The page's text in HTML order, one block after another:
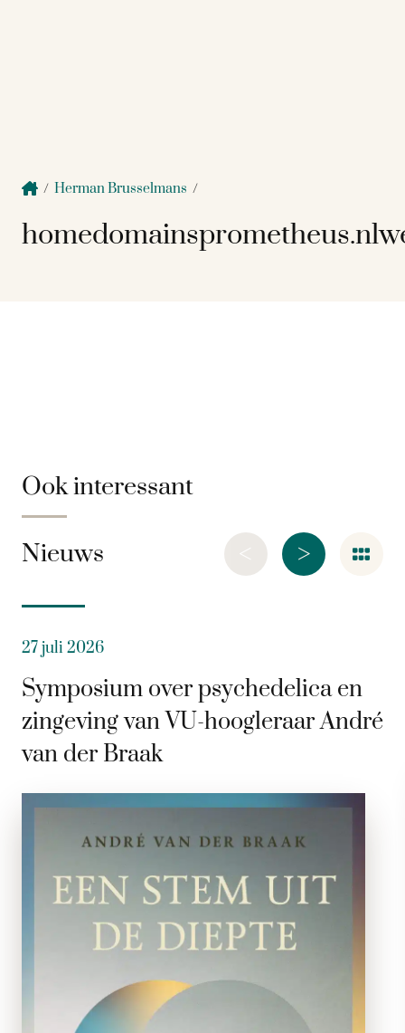
/ Herman Brusselmans /
Ook interessant
Nieuws >
<
27 juli 2026
Symposium over psychedelica en
zingeving van VU-hoogleraar André
van der Braak